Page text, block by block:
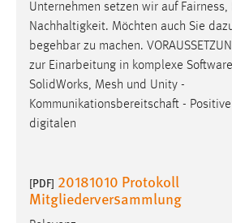
Unternehmen setzen wir auf Fairness,
Nachhaltigkeit. Möchten auch Sie
begehbar zu machen.
zur Einarbeitung in komplexe
SolidWorks, Mesh und Unity -
Kommunikationsbereitschaft -
digitalen
[PDF] 20181010 Protokoll
Mitgliederversammlung